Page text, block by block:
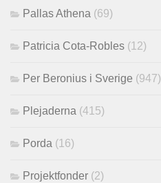
Pallas Athena (69)
Patricia Cota-Robles (12)
Per Beronius i Sverige (947)
Plejaderna (415)
Porda (16)
Projektfonder (2)